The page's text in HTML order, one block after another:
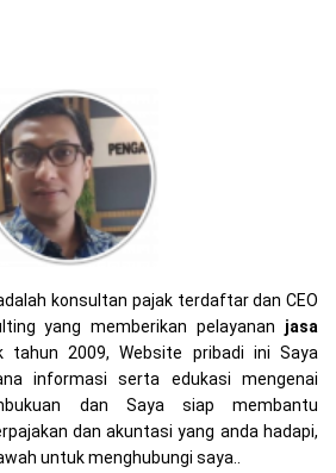
konsultan pajak terdaftar dan CEO
yang memberikan pelayanan jasa
tahun 2009, Website pribadi ini Saya
informasi serta edukasi mengenai
dan Saya siap membantu
dan akuntasi yang anda hadapi,
untuk menghubungi saya..